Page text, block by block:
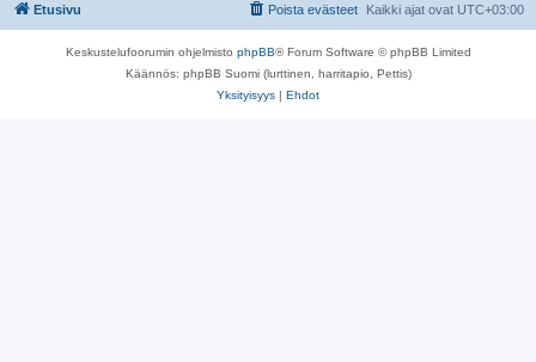
Etusivu Kaikki ajat ovat UTC+03:00
Poista evästeet
Keskustelufoorumin ohjelmisto phpBB® Forum Software © phpBB Limited
Käännös: phpBB Suomi (lurttinen, harritapio, Pettis)
Yksityisyys | Ehdot